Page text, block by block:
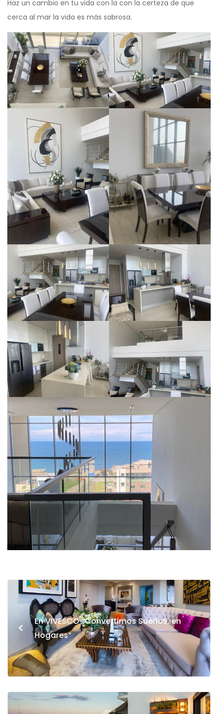
Haz un cambio en tu vida con la con la certeza de que
cerca al mar la vida es más sabrosa.
<
En VIVESCO “Convertimos Sueños, en
Hogares”